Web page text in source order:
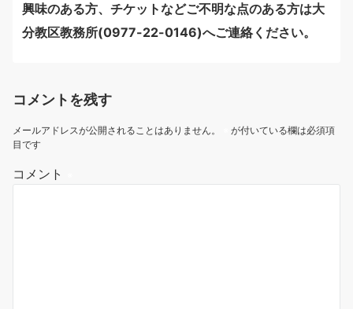
興味のある方、チケットなどご不明な点のある方は大
分教区教務所(0977-22-0146)へご連絡ください。
コメントを残す
メールアドレスが公開されることはありません。
が付いている欄は必須項
目です
コメント